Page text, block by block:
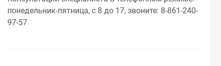
понедельник-пятница, с 8 до 17, звоните: 8-861-240-
97-57